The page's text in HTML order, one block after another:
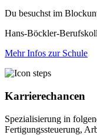
Du besuchst im
Hans-Böckler-
Mehr Infos zur Schule
Karrierechancen
Spezialisierung in
Fertigungssteuerung,